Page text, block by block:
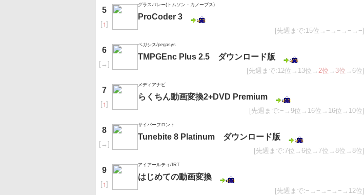
5
[↑]
グラスバレー(トムソン・カノープス)
ProCoder 3
[先週まで:15位→−→−→−→−]
6
[→ ]
ペガシス/pegasys
TMPGEnc Plus 2.5 ダウンロード版
[先週まで:12位→13位→ 2位 → 3位 →6位]
7
[↑]
メディアナビ
らくちん動画変換2+DVD Premium
[先週まで:−→9位→16位→16位→10位]
8
[→ ]
サイバーフロント
Tunebite 8 Platinum ダウンロード版
[先週まで:7位→6位→7位→8位→8位]
9
[↑]
アイアールティ/IRT
はじめての動画変換
[先週まで:−→−→−→−→12位]